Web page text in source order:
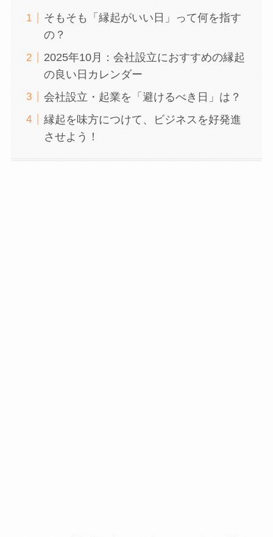
そもそも「縁起がいい日」って何を指す
の？
2025年10月：会社設立におすすめの縁起
の良い日カレンダー
会社設立・起業を「避けるべき日」は？
縁起を味方につけて、ビジネスを好発進
させよう！